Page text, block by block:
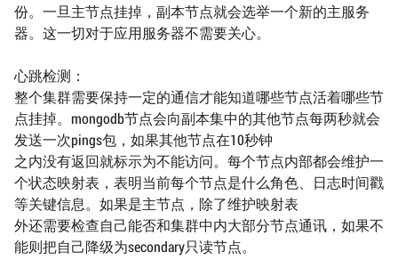
份。一旦主节点挂掉，副本节点就会选举一个新的主服务
器。这一切对于应用服务器不需要关心。
心跳检测：
整个集群需要保持一定的通信才能知道哪些节点活着哪些节
点挂掉。mongodb节点会向副本集中的其他节点每两秒就会
发送一次pings包，如果其他节点在10秒钟
之内没有返回就标示为不能访问。每个节点内部都会维护一
个状态映射表，表明当前每个节点是什么角色、日志时间戳
等关键信息。如果是主节点，除了维护映射表
外还需要检查自己能否和集群中内大部分节点通讯，如果不
能则把自己降级为secondary只读节点。